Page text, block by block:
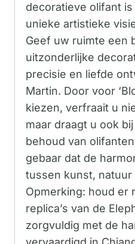
decoratieve olifant
unieke artistieke
Geef uw ruimte een
uitzonderlijke
precisie en liefde
Martin. Door voor
kiezen, verfraait u
maar draagt ​​u ook
behoud van
gebaar dat de
tussen kunst,
Opmerking: houd er
replica’s van de
zorgvuldig met de